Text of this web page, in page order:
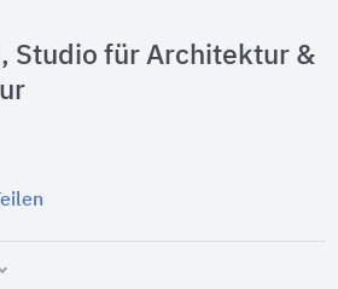
Studio für Architektur &
Teilen